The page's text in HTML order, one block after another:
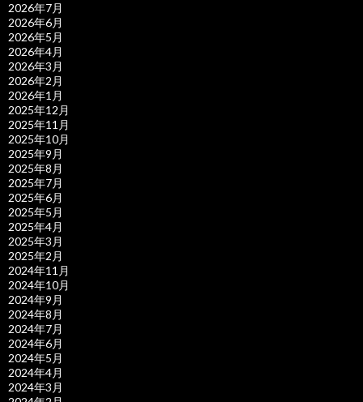
2026年7月
2026年6月
2026年5月
2026年4月
2026年3月
2026年2月
2026年1月
2025年12月
2025年11月
2025年10月
2025年9月
2025年8月
2025年7月
2025年6月
2025年5月
2025年4月
2025年3月
2025年2月
2024年11月
2024年10月
2024年9月
2024年8月
2024年7月
2024年6月
2024年5月
2024年4月
2024年3月